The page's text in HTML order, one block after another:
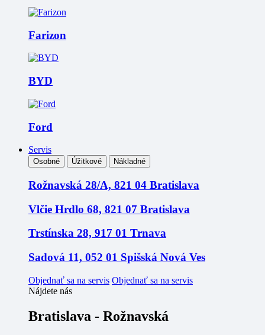
Farizon
BYD
Ford
Servis
Osobné Úžitkové Nákladné
Rožnavská 28/A, 821 04 Bratislava
Vlčie Hrdlo 68, 821 07 Bratislava
Trstínska 28, 917 01 Trnava
Sadová 11, 052 01 Spišská Nová Ves
Objednať sa na servis Objednať sa na servis
Nájdete nás
Bratislava - Rožnavská